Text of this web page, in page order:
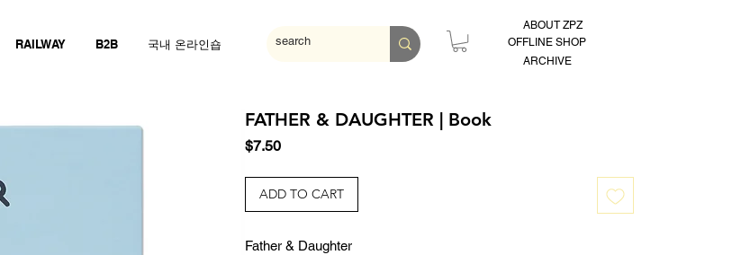
RAILWAY B2B 국내 온라인숍
ABOUT ZPZ
OFFLINE SHOP
ARCHIVE
FATHER & DAUGHTER | Book
$7.50Price
ADD TO CART
Father & Daughter